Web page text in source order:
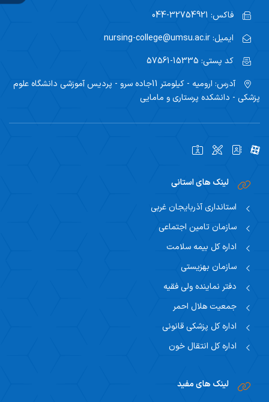
فاکس:
ایمیل:
کد پستی:
آدرس:
ارومیه - کیلومتر 11جاده سرو - پردیس آموزشی دانشگاه علوم
پزشکی - دانشکده پرستاری و مامایی
لینک های استانی
استانداری آذربایجان غربی
سازمان تامین اجتماعی
اداره کل بیمه سلامت
سازمان بهزیستی
دفتر نماینده ولی فقیه
جمعیت هلال احمر
اداره کل پزشکی قانونی
اداره کل انتقال خون
لینک های مفید